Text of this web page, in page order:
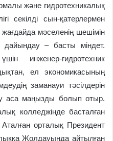
және гидротехникалық
секілді сын-қатерлермен
мәселенің шешімін
дайындау – басты міндет.
инженер-гидротехник
ел экономикасының
заманауи тәсілдерін
аса маңызды болып отыр.
колледжінде басталған
орталық Президент
Жолдауында айтылған